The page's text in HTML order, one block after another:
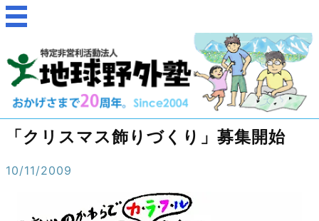
「クリスマス飾りづくり」募集開始
10/11/2009